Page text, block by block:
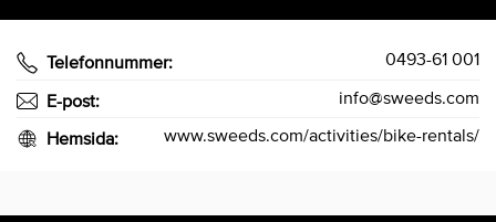
Telefonnummer: 0493-61 001
E-post: info@sweeds.com
Hemsida: www.sweeds.com/activities/bike-rentals/